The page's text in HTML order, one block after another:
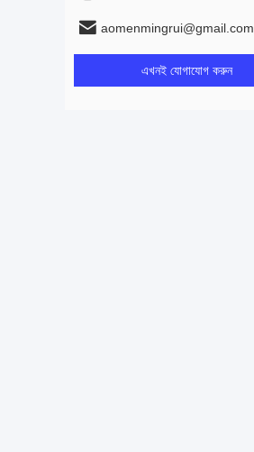
aomenmingrui@gmail.com
এখনই যোগাযোগ করুন